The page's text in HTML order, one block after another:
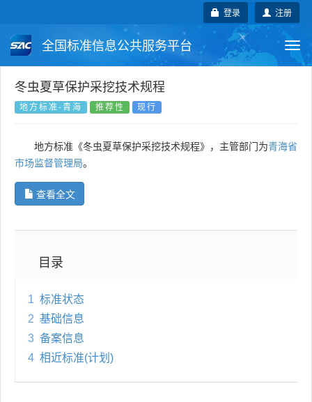
注册
登录
全国标准信息公共服务平台
国家标准 行业标准
国外标准 技术委员会
冬虫夏草保护采挖技术规程
地方标准-青海 推荐性 现行
地方标准《冬虫夏草保护采挖技术规程》，主管部门为青海省
市场监督管理局。
查看全文
目录
1 标准状态
2 基础信息
3 备案信息
4 相近标准(计划)